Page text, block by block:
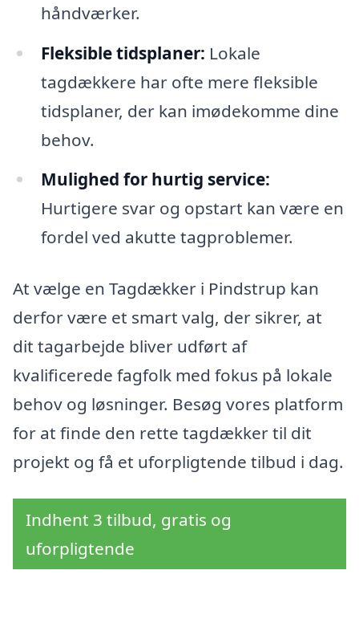
håndværker.
Fleksible tidsplaner: Lokale
tagdækkere har ofte mere fleksible
tidsplaner, der kan imødekomme dine
behov.
Mulighed for hurtig service:
Hurtigere svar og opstart kan være en
fordel ved akutte tagproblemer.
At vælge en Tagdækker i Pindstrup kan
derfor være et smart valg, der sikrer, at
dit tagarbejde bliver udført af
kvalificerede fagfolk med fokus på lokale
behov og løsninger. Besøg vores platform
for at finde den rette tagdækker til dit
projekt og få et uforpligtende tilbud i dag.
Indhent 3 tilbud, gratis og
uforpligtende